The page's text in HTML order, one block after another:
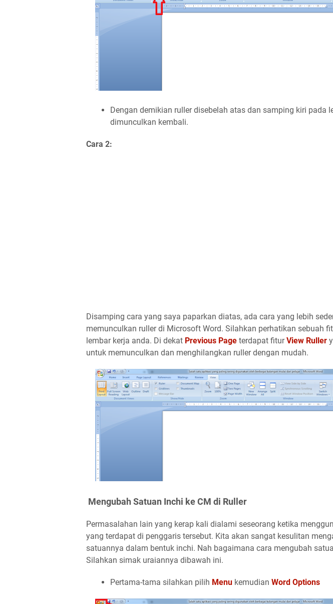
Dengan demikian ruller disebelah atas dan samping kiri pada
dimunculkan kembali.
Cara 2:
Disamping cara yang saya paparkan diatas, ada cara yang lebih
memunculkan ruller di Microsoft Word. Silahkan perhatikan sebuah
lembar kerja anda. Di dekat Previous Page terdapat fiturView Ruller
untuk memunculkan dan menghilangkan ruller dengan mudah.
Mengubah Satuan Inchi ke CM di Ruller
Permasalahan lain yang kerap kali dialami seseorang ketika
yang terdapat di penggaris tersebut. Kita akan sangat kesulitan
satuannya dalam bentuk inchi. Nah bagaimana cara mengubah
Silahkan simak uraiannya dibawah ini.
Pertama-tama silahkan pilih Menu kemudian Word Options